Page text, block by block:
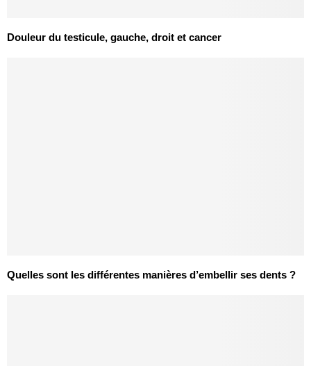
Douleur du testicule, gauche, droit et cancer
Quelles sont les différentes manières d’embellir ses dents ?